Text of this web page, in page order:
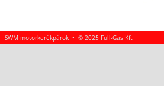
SWM motorkerékpárok • © 2025 Full-Gas Kft